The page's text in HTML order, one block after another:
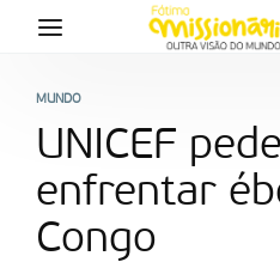
MUNDO
UNICEF
enfrentar
Congo